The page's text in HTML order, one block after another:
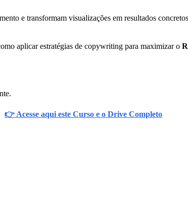
e transformam visualizações em resultados
aplicar estratégias de copywriting para maximizar o
👉 Acesse aqui este Curso e o Drive Completo